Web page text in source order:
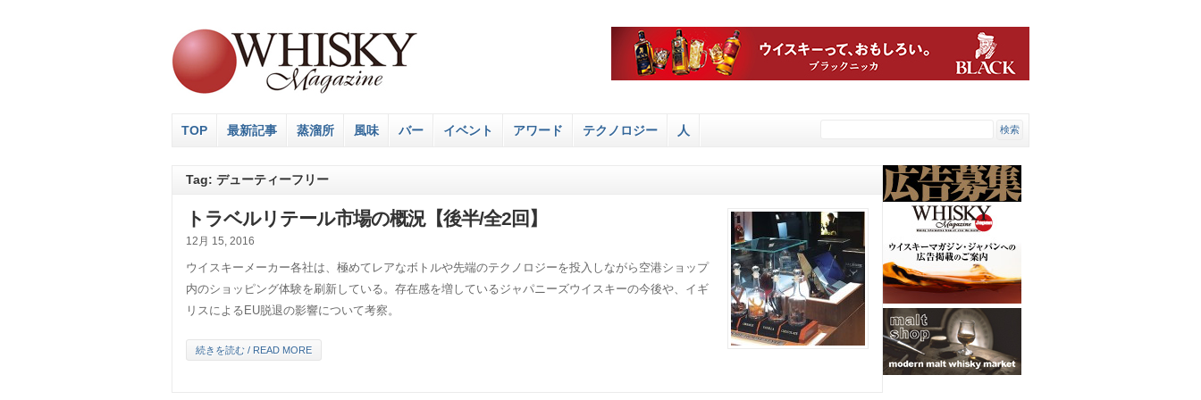
TOP 最新記事 蒸溜所 風味 バー イベント アワード テクノロジー 人
Tag: デューティーフリー
トラベルリテール市場の概況【後半/全2回】
12月 15, 2016
ウイスキーメーカー各社は、極めてレアなボトルや先端のテクノロジーを投入しながら空港ショップ
内のショッピング体験を刷新している。存在感を増しているジャパニーズウイスキーの今後や、イギ
リスによるEU脱退の影響について考察。
続きを読む / READ MORE